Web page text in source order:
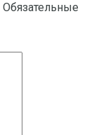
Обязательные